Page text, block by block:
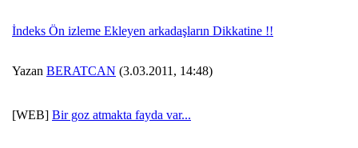
İndeks Ön izleme Ekleyen arkadaşların Dikkatine !!
Yazan BERATCAN (3.03.2011, 14:48)
[WEB] Bir goz atmakta fayda var...